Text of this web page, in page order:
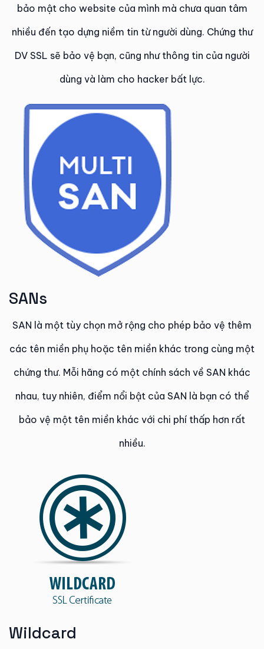
bảo mật cho website của mình mà chưa quan tâm
nhiều đến tạo dựng niềm tin từ người dùng. Chứng thư
DV SSL sẽ bảo vệ bạn, cũng như thông tin của người
dùng và làm cho hacker bất lực.
SANs
SAN là một tùy chọn mở rộng cho phép bảo vệ thêm
các tên miền phụ hoặc tên miền khác trong cùng một
chứng thư. Mỗi hãng có một chính sách về SAN khác
nhau, tuy nhiên, điểm nổi bật của SAN là bạn có thể
bảo vệ một tên miền khác với chi phí thấp hơn rất
nhiều.​
Wildcard